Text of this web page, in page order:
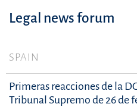
Legal news forum
SPAIN
Primeras reacciones de la
Tribunal Supremo de 26 de